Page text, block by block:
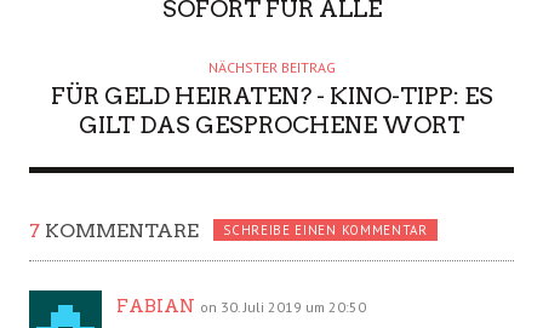
SOFORT FÜR ALLE
NÄCHSTER BEITRAG
FÜR GELD HEIRATEN? - KINO-TIPP: ES
GILT DAS GESPROCHENE WORT
7 KOMMENTARE SCHREIBE EINEN KOMMENTAR
FABIAN on 30. Juli 2019 um 20:50